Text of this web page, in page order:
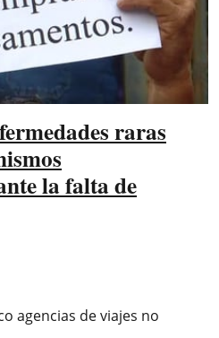
raras
la falta de
agencias de viajes no